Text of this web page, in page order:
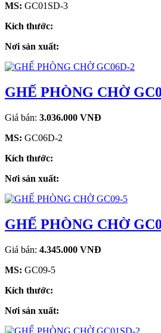
MS: GC01SD-3
Kích thước:
Nơi sản xuất:
GHẾ PHÒNG CHỜ
Giá bán: 3.036.000 VNĐ
MS: GC06D-2
Kích thước:
Nơi sản xuất:
GHẾ PHÒNG CHỜ
Giá bán: 4.345.000 VNĐ
MS: GC09-5
Kích thước:
Nơi sản xuất: